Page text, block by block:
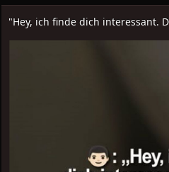
"Hey, ich finde dich interessant.